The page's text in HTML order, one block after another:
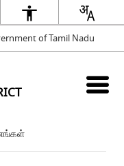
of Tamil Nadu